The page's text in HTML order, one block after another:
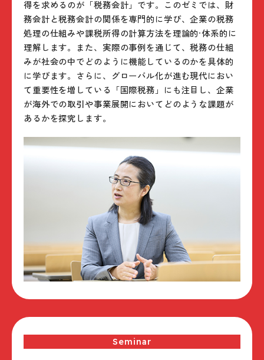
得を求めるのが「税務会計」です。このゼミでは、財
務会計と税務会計の関係を専門的に学び、企業の税務
処理の仕組みや課税所得の計算方法を理論的·体系的に
理解します。また、実際の事例を通じて、税務の仕組
みが社会の中でどのように機能しているのかを具体的
に学びます。さらに、グローバル化が進む現代におい
て重要性を増している「国際税務」にも注目し、企業
が海外での取引や事業展開においてどのような課題が
あるかを探究します。
Seminar